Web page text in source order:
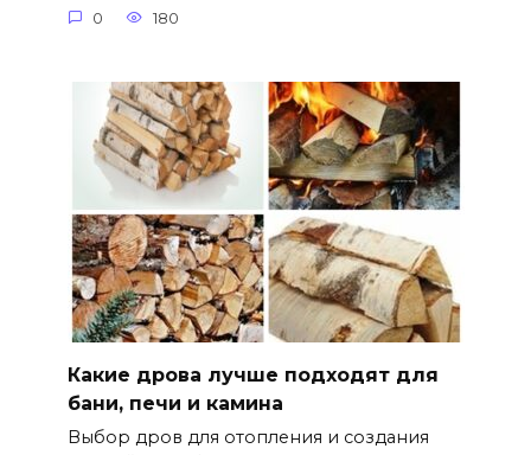
0 180
Какие дрова лучше подходят для
бани, печи и камина
Выбор дров для отопления и создания